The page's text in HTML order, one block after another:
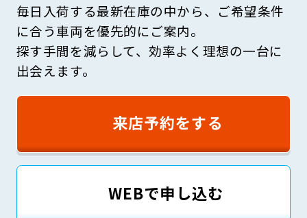
毎日入荷する最新在庫の中から、ご希望条件
に合う車両を優先的にご案内。
探す手間を減らして、効率よく理想の一台に
出会えます。
来店予約をする
WEBで申し込む